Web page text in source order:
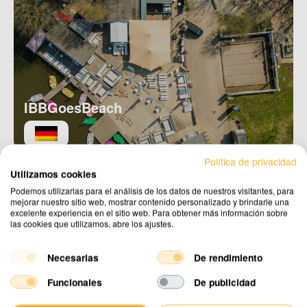
IBBGoesBeach
Política de privacidad
Utilizamos cookies
Podemos utilizarlas para el análisis de los datos de nuestros visitantes, para
mejorar nuestro sitio web, mostrar contenido personalizado y brindarle una
excelente experiencia en el sitio web. Para obtener más información sobre
las cookies que utilizamos, abre los ajustes.
Necesarias
De rendimiento
Funcionales
De publicidad